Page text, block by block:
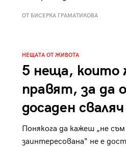
ОТ БИСЕРКА ГРАМАТИКОВА
НЕЩАТА ОТ ЖИВОТА
5 неща, които
правят, за да
досаден сваляч
Понякога да кажеш „не съм
заинтересована“ не е
Tender is
29/29